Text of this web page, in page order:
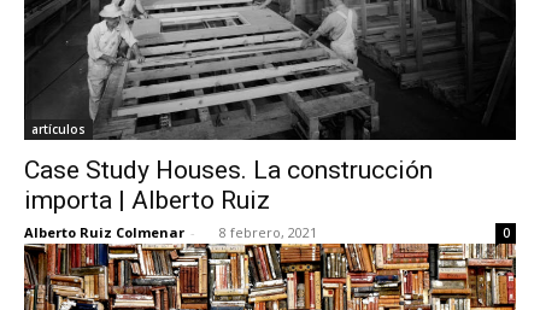
artículos
Case Study Houses. La construcción
importa | Alberto Ruiz
Alberto Ruiz Colmenar - 8 febrero, 2021 0